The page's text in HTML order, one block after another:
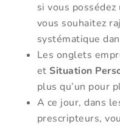
si vous
vous souhaitez
systématique
Les onglets
et Situation
plus qu’un pour
A ce jour, dans
prescripteurs,